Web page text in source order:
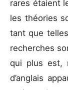
rares étaient
les théories
tant que
recherches
qui plus est,
d’anglais